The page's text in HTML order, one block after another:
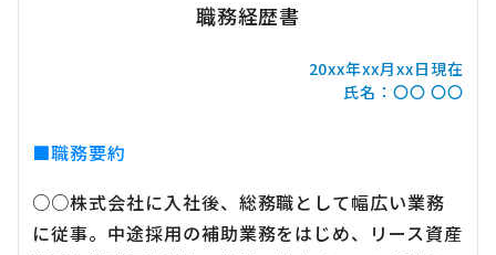
職務経歴書
20xx年xx月xx日現在
氏名：〇〇 〇〇
■職務要約
○○株式会社に入社後、総務職として幅広い業務
に従事。中途採用の補助業務をはじめ、リース資産